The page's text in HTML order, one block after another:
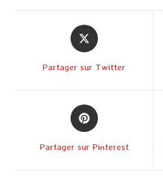
Partager sur Twitter
Partager sur Pinterest